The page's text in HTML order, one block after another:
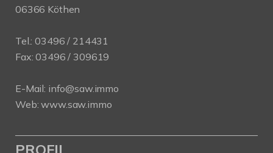
06366 Köthen
Tel.:03496 / 214431
Fax: 03496 / 309619
E-Mail: info@saw.immo
Web:www.saw.immo
PROFIL